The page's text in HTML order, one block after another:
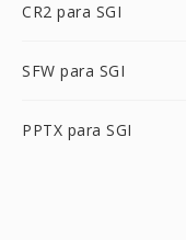
CR2 para SGI
SFW para SGI
PPTX para SGI